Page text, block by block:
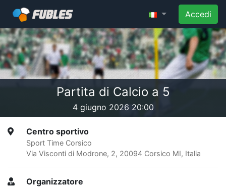
Accedi
Partita di Calcio a 5
4 giugno 2026 20:00
Centro sportivo
Sport Time Corsico
Via Visconti di Modrone, 2, 20094 Corsico MI, Italia
Organizzatore